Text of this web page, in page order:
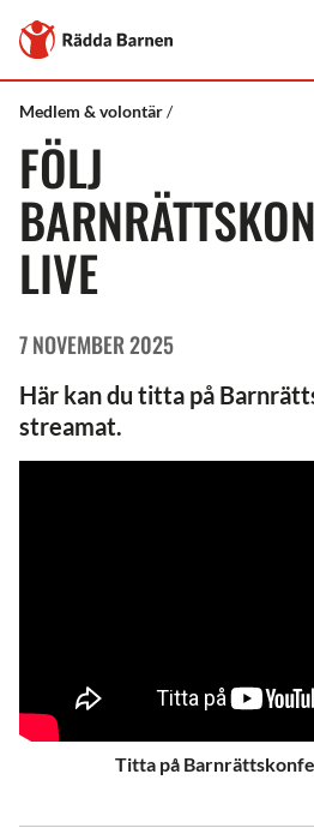
Till
Rädda
Barnens
Rädda
Medlem & volontär
Följ
live
FÖLJ
LIVE
7 NOVEMBER 2025
Här kan du titta på
streamat.
Titta på